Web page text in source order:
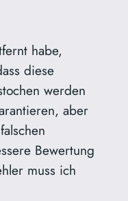
habe,
diese
werden
aber
Bewertung
muss ich